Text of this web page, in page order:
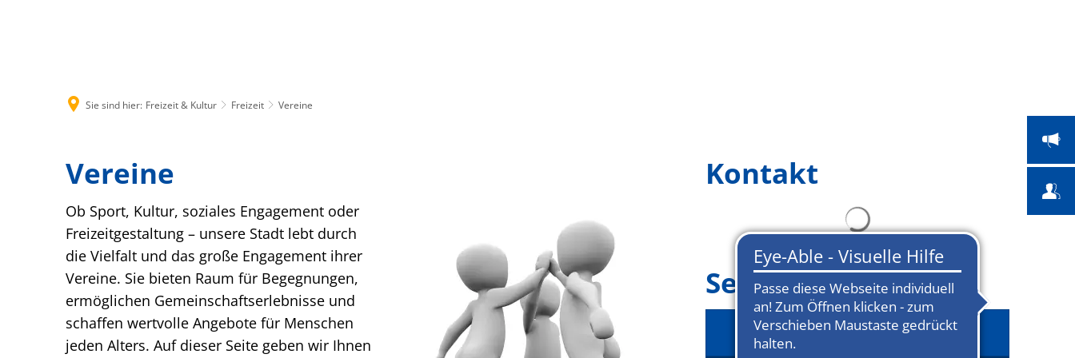
Sie sind hier: Freizeit & Kultur Freizeit Vereine
Vereine
Ob Sport, Kultur, soziales Engagement oder
Freizeitgestaltung – unsere Stadt lebt durch
die Vielfalt und das große Engagement ihrer
Vereine. Sie bieten Raum für Begegnungen,
ermöglichen Gemeinschaftserlebnisse und
schaffen wertvolle Angebote für Menschen
jeden Alters. Auf dieser Seite geben wir Ihnen
Kontakt
Seitenmenü
Sport